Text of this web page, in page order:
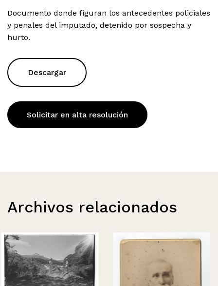
Documento donde figuran los antecedentes policiales
y penales del imputado, detenido por sospecha y
hurto.
Descargar
Solicitar en alta resolución
Archivos relacionados